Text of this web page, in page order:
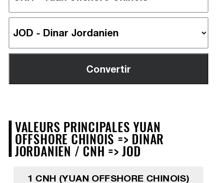
VALEURS PRINCIPALES YUAN
OFFSHORE CHINOIS => DINAR
JORDANIEN / CNH => JOD
1 CNH (YUAN OFFSHORE CHINOIS)